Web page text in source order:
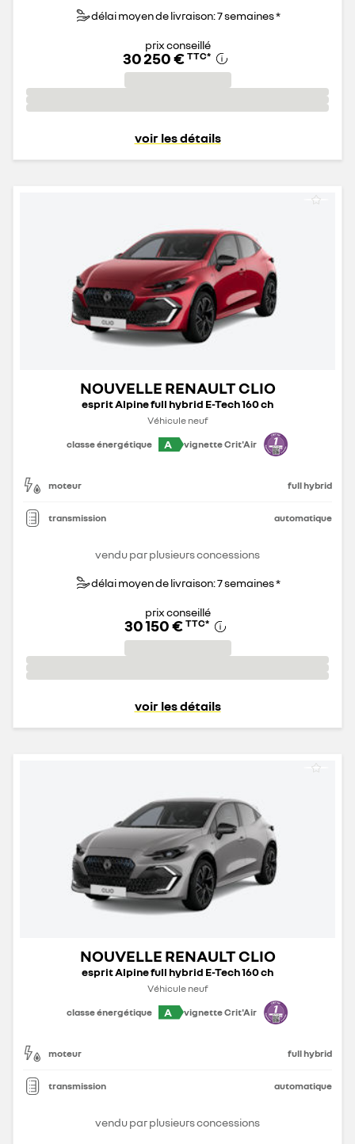
délai moyen de livraison: 7 semaines *
prix conseillé
30 250 € TTC*
voir les détails
NOUVELLE RENAULT CLIO
esprit Alpine full hybrid E-Tech 160 ch
Véhicule neuf
classe énergétique
A vignette Crit'Air
moteur full hybrid
transmission automatique
vendu par plusieurs concessions
délai moyen de livraison: 7 semaines *
prix conseillé
30 150 € TTC*
voir les détails
NOUVELLE RENAULT CLIO
esprit Alpine full hybrid E-Tech 160 ch
Véhicule neuf
classe énergétique
A vignette Crit'Air
moteur full hybrid
transmission automatique
vendu par plusieurs concessions